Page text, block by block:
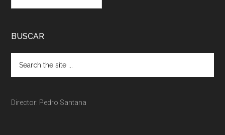
BUSCAR
Director: Pedro Santana